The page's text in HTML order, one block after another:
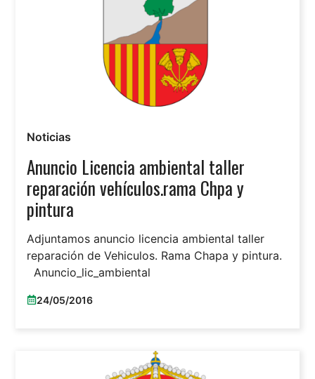
Noticias
Anuncio Licencia ambiental taller
reparación vehículos.rama Chpa y
pintura
Adjuntamos anuncio licencia ambiental taller
reparación de Vehiculos. Rama Chapa y pintura.
Anuncio_lic_ambiental
24/05/2016